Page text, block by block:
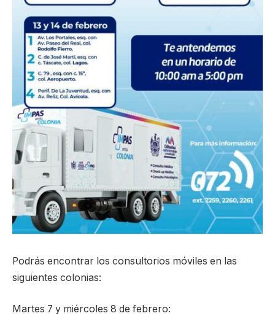
Podrás encontrar los consultorios móviles en las
siguientes colonias:
Martes 7 y miércoles 8 de febrero: